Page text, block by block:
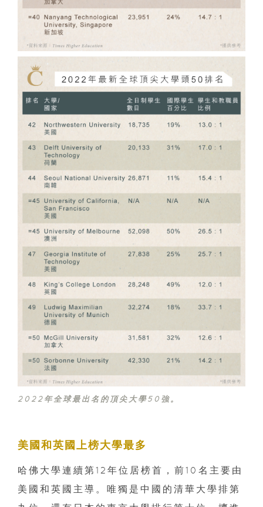
2022年全球最出名的頂尖大學50強。
美國和英國上榜大學最多
哈佛大學連續第12年位居榜首，前10名主要由
美國和英國主導。唯獨是中國的清華大學排第